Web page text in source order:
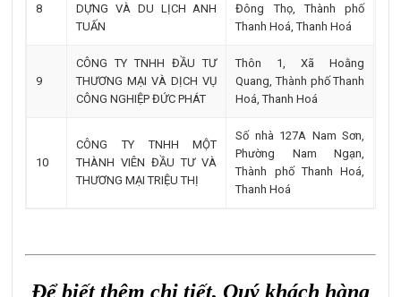
8
DỰNG VÀ DU LỊCH ANH
TUẤN
Đông Thọ, Thành phố
Thanh Hoá, Thanh Hoá
9
CÔNG TY TNHH ĐẦU TƯ
THƯƠNG MẠI VÀ DỊCH VỤ
CÔNG NGHIỆP ĐỨC PHÁT
Thôn 1, Xã Hoằng
Quang, Thành phố Thanh
Hoá, Thanh Hoá
10
CÔNG TY TNHH MỘT
THÀNH VIÊN ĐẦU TƯ VÀ
THƯƠNG MẠI TRIỆU THỊ
Số nhà 127A Nam Sơn,
Phường Nam Ngạn,
Thành phố Thanh Hoá,
Thanh Hoá
Để biết thêm chi tiết, Quý khách hàng